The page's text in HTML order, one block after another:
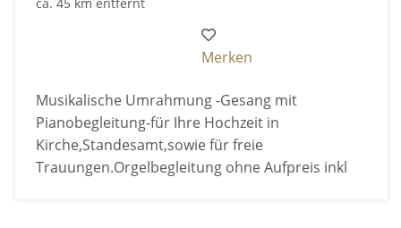
Merken
Musikalische Umrahmung -Gesang mit
Pianobegleitung-für Ihre Hochzeit in
Kirche,Standesamt,sowie für freie
Trauungen.Orgelbegleitung ohne Aufpreis inkl